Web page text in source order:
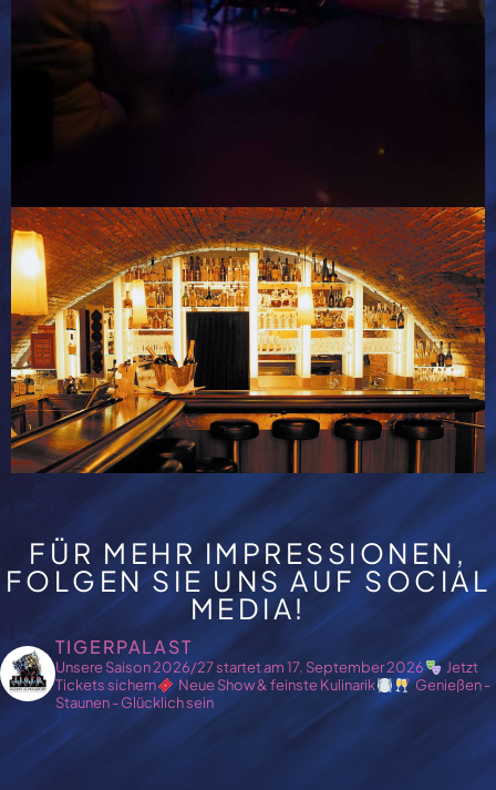
FÜR MEHR IMPRESSIONEN,
FOLGEN SIE UNS AUF SOCIAL
MEDIA!
TIGERPALAST
Unsere Saison 2026/27 startet am17. September 2026
Jetzt
Tickets sichern
Neue Show & feinste Kulinarik
Genießen -
Staunen - Glücklich sein